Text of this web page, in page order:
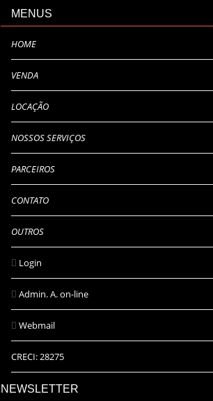
MENUS
HOME
VENDA
LOCAÇÃO
NOSSOS SERVIÇOS
PARCEIROS
CONTATO
OUTROS
Login
Admin. A. on-line
Webmail
CRECI: 28275
NEWSLETTER